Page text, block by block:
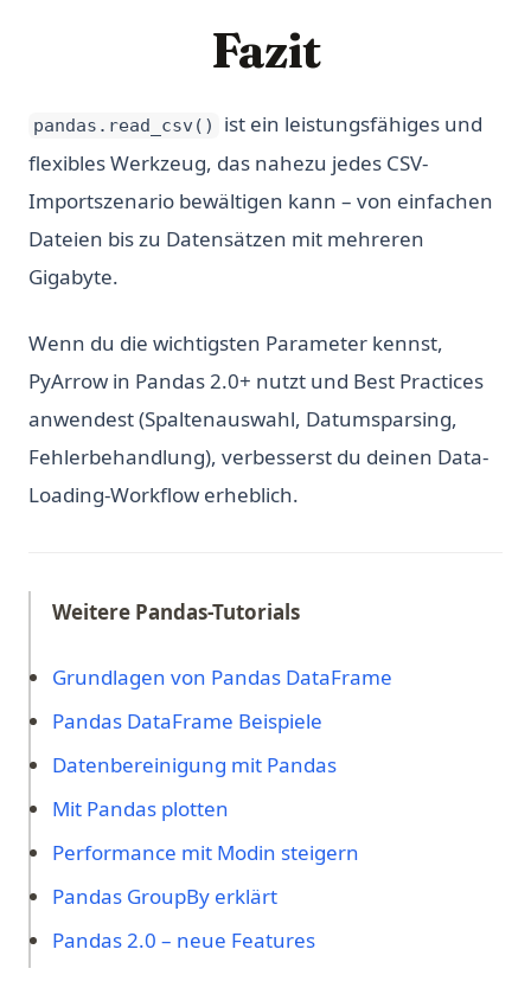
Fazit
pandas.read_csv()
ist ein leistungsfähiges und
flexibles Werkzeug, das nahezu jedes CSV-
Importszenario bewältigen kann – von einfachen
Dateien bis zu Datensätzen mit mehreren
Gigabyte.
Wenn du die wichtigsten Parameter kennst,
PyArrow in Pandas 2.0+ nutzt und Best Practices
anwendest (Spaltenauswahl, Datumsparsing,
Fehlerbehandlung), verbesserst du deinen Data-
Loading-Workflow erheblich.
Weitere Pandas-Tutorials
Grundlagen von Pandas DataFrame
Pandas DataFrame Beispiele
Datenbereinigung mit Pandas
Mit Pandas plotten
Performance mit Modin steigern
Pandas GroupBy erklärt
Pandas 2.0 – neue Features